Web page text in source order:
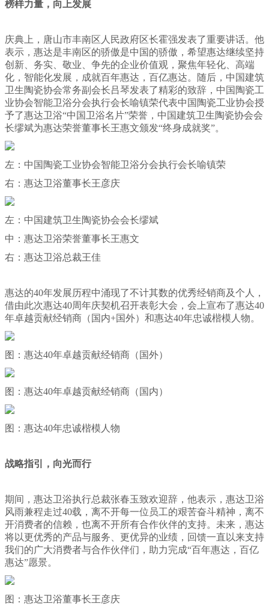
榜样力量，向上发展
庆典上，唐山市丰南区人民政府区长霍强发表了重要讲话。他
表示，惠达是丰南区的骄傲是中国的骄傲，希望惠达继续坚持
创新、务实、敬业、争先的企业价值观，聚焦年轻化、高端
化，智能化发展，成就百年惠达，百亿惠达。随后，中国建筑
卫生陶瓷协会常务副会长吕琴发表了精彩的致辞，中国陶瓷工
业协会智能卫浴分会执行会长喻镇荣代表中国陶瓷工业协会授
予了惠达卫浴“中国卫浴名片”荣誉，中国建筑卫生陶瓷协会会
长缪斌为惠达荣誉董事长王惠文颁发“终身成就奖”。
左：中国陶瓷工业协会智能卫浴分会执行会长喻镇荣
右：惠达卫浴董事长王彦庆
左：中国建筑卫生陶瓷协会会长缪斌
中：惠达卫浴荣誉董事长王惠文
右：惠达卫浴总裁王佳
惠达的40年发展历程中涌现了不计其数的优秀经销商及个人，
借由此次惠达40周年庆契机召开表彰大会，会上宣布了惠达40
年卓越贡献经销商（国内+国外）和惠达40年忠诚楷模人物。
图：惠达40年卓越贡献经销商（国外）
图：惠达40年卓越贡献经销商（国内）
图：惠达40年忠诚楷模人物
战略指引，向光而行
期间，惠达卫浴执行总裁张春玉致欢迎辞，他表示，惠达卫浴
风雨兼程走过40载，离不开每一位员工的艰苦奋斗精神，离不
开消费者的信赖，也离不开所有合作伙伴的支持。未来，惠达
将以更优秀的产品与服务、更优异的业绩，回馈一直以来支持
我们的广大消费者与合作伙伴们，助力完成“百年惠达，百亿
惠达”愿景。
图：惠达卫浴董事长王彦庆